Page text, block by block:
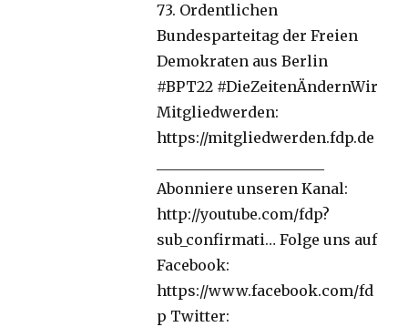
73. Ordentlichen
Bundesparteitag der Freien
Demokraten aus Berlin
#BPT22 #DieZeitenÄndernWir
Mitgliedwerden:
https://mitgliedwerden.fdp.de
Abonniere unseren Kanal:
http://youtube.com/fdp?
sub_confirmati… Folge uns auf
Facebook:
https://www.facebook.com/fd
p Twitter: